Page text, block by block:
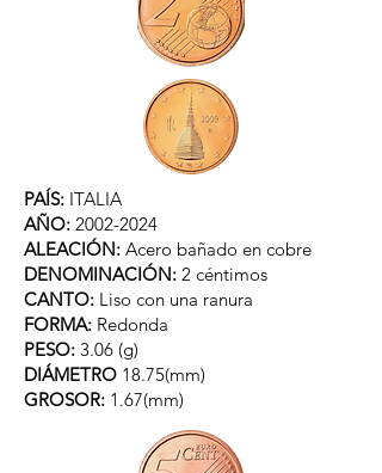
PAÍS: ITALIA
AÑO: 2002-2024
ALEACIÓN: Acero bañado en cobre
DENOMINACIÓN: 2 céntimos
CANTO: Liso con una ranura
FORMA: Redonda
PESO: 3.06 (g)
DIÁMETRO 18.75(mm)
GROSOR: 1.67(mm)